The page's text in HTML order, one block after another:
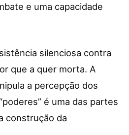
e uma capacidade
silenciosa contra
que a quer morta. A
a percepção dos
é uma das partes
construção da